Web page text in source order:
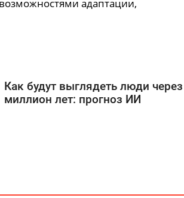
адаптации,
Как будут выглядеть люди через
миллион лет: прогноз ИИ